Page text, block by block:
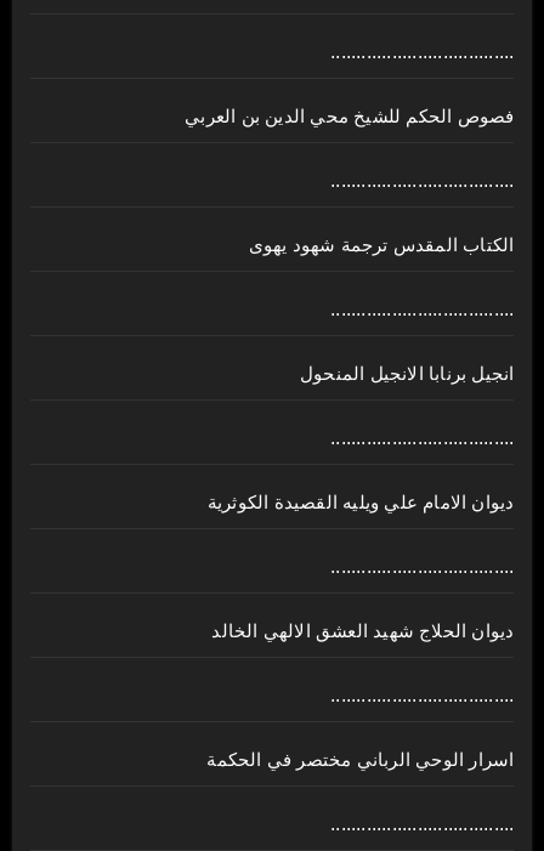
....................................
فصوص الحكم للشيخ محي الدين بن العربي
....................................
الكتاب المقدس ترجمة شهود يهوى
....................................
انجيل برنابا الانجيل المنحول
....................................
ديوان الامام علي ويليه القصيدة الكوثرية
....................................
ديوان الحلاج شهيد العشق الالهي الخالد
....................................
اسرار الوحي الرباني مختصر في الحكمة
....................................